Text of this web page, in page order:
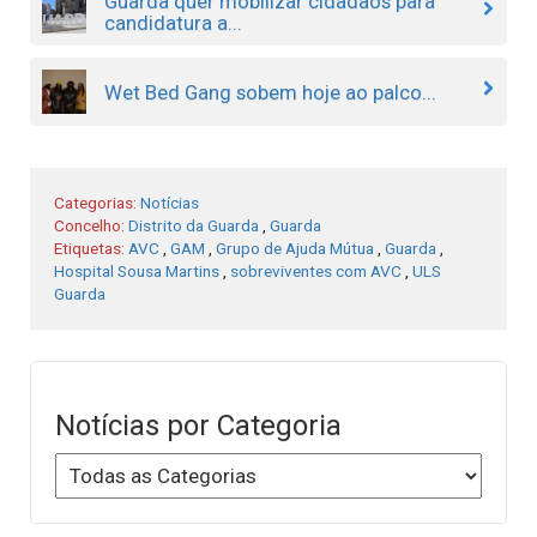
candidatura a...
Wet Bed Gang sobem hoje ao palco...
Categorias: Notícias
Concelho: Distrito da Guarda
Guarda
Etiquetas: AVC GAM Grupo de Ajuda Mútua Guarda
Hospital Sousa Martins
sobreviventes com AVC
ULS
Guarda
Notícias por Categoria